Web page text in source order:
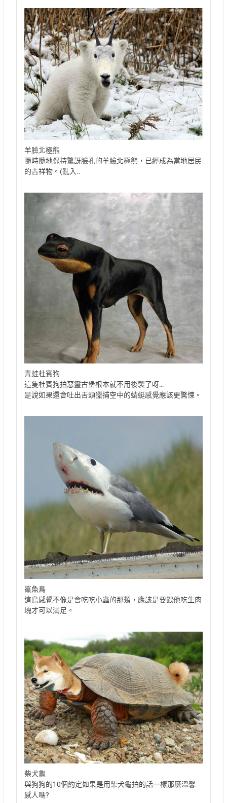
羊臉北極熊
隨時隨地保持驚訝臉孔的羊臉北極熊，已經成為當地居民
的吉祥物。(亂入..
青蛙杜賓狗
這隻杜賓狗拍惡靈古堡根本就不用後製了呀…
是說如果還會吐出舌頭獵捕空中的蜻蜓感覺應該更驚悚。
鯊魚鳥
這鳥感覺不像是會吃吃小蟲的那類，應該是要餵他吃生肉
塊才可以滿足。
柴犬龜
與狗狗的10個約定如果是用柴犬龜拍的話一樣那麼溫馨
感人嗎?